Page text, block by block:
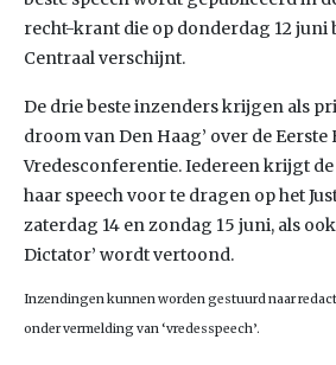
recht-krant die op donderdag 12 juni
Centraal verschijnt.
De drie beste inzenders krijgen als
droom van Den Haag’ over de Eerste
Vredesconferentie. Iedereen krijgt
haar speech voor te dragen op het
zaterdag 14 en zondag 15 juni, als
Dictator’ wordt vertoond.
Inzendingen kunnen worden gestuurd naar
onder vermelding van ‘vredesspeech’.